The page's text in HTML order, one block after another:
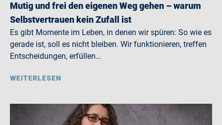
Mutig und frei den eigenen Weg gehen – warum
Selbstvertrauen kein Zufall ist
Es gibt Momente im Leben, in denen wir spüren: So wie es
gerade ist, soll es nicht bleiben. Wir funktionieren, treffen
Entscheidungen, erfüllen…
WEITERLESEN